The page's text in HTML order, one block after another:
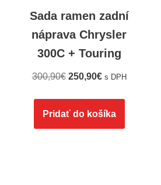
Sada ramen zadní
náprava Chrysler
300C + Touring
300,90€ 250,90€ s DPH
Pridať do košíka